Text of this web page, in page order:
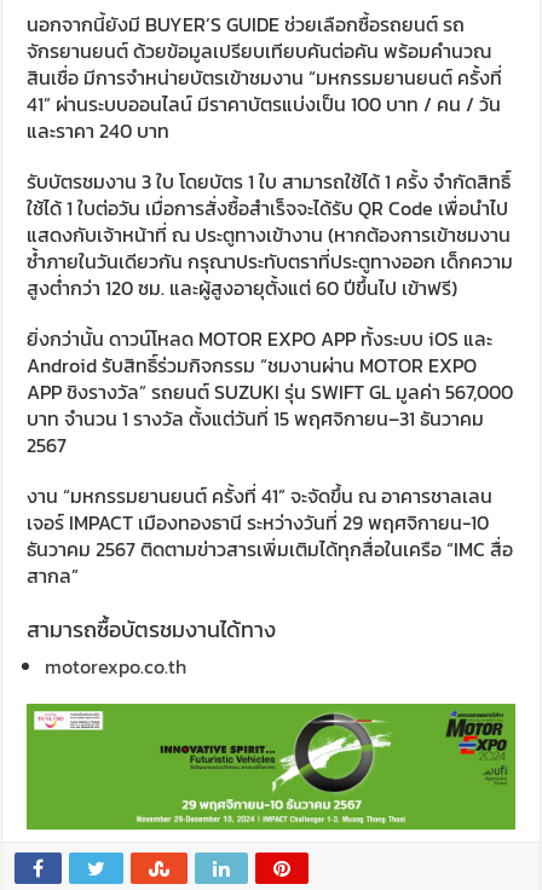
นอกจากนี้ยังมี BUYER’S GUIDE ช่วยเลือกซื้อรถยนต์ รถ
จักรยานยนต์ ด้วยข้อมูลเปรียบเทียบคันต่อคัน พร้อมคำนวณ
สินเชื่อ มีการจำหน่ายบัตรเข้าชมงาน “มหกรรมยานยนต์ ครั้งที่
41” ผ่านระบบออนไลน์ มีราคาบัตรแบ่งเป็น 100 บาท / คน / วัน
และราคา 240 บาท
รับบัตรชมงาน 3 ใบ โดยบัตร 1 ใบ สามารถใช้ได้ 1 ครั้ง ​จำกัดสิทธิ์
ใช้ได้ 1 ใบต่อวัน เมื่อการสั่งซื้อสำเร็จจะได้รับ QR Code เพื่อนำไป
แสดงกับเจ้าหน้าที่ ณ ประตูทางเข้างาน (หากต้องการเข้าชมงาน
ซ้ำภายในวันเดียวกัน กรุณาประทับตราที่ประตูทางออก เด็กความ
สูงต่ำกว่า 120 ซม. และผู้สูงอายุตั้งแต่ 60 ปีขึ้นไป เข้าฟรี)
ยิ่งกว่านั้น ดาวน์โหลด MOTOR EXPO APP ทั้งระบบ iOS และ
Android รับสิทธิ์ร่วมกิจกรรม “ชมงานผ่าน MOTOR EXPO
APP ชิงรางวัล” รถยนต์ SUZUKI รุ่น SWIFT GL มูลค่า 567,000
บาท จำนวน 1 รางวัล ตั้งแต่วันที่ 15 พฤศจิกายน–31 ธันวาคม
2567
งาน “มหกรรมยานยนต์ ครั้งที่ 41” จะจัดขึ้น ณ อาคารชาลเลน
เจอร์ IMPACT เมืองทองธานี ระหว่างวันที่ 29 พฤศจิกายน-10
ธันวาคม 2567 ติดตามข่าวสารเพิ่มเติมได้ทุกสื่อในเครือ “IMC สื่อ
สากล”
สามารถซื้อบัตรชมงานได้ทาง
motorexpo.co.th